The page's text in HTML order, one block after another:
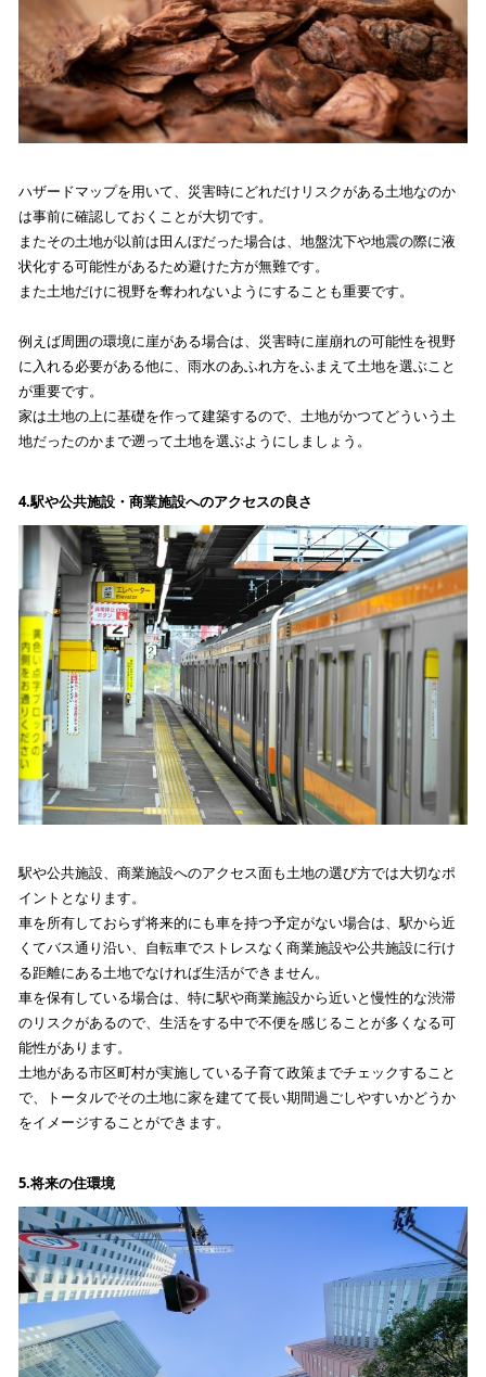
ハザードマップを用いて、災害時にどれだけリスクがある土地なのか
は事前に確認しておくことが大切です。
またその土地が以前は田んぼだった場合は、地盤沈下や地震の際に液
状化する可能性があるため避けた方が無難です。
また土地だけに視野を奪われないようにすることも重要です。
例えば周囲の環境に崖がある場合は、災害時に崖崩れの可能性を視野
に入れる必要がある他に、雨水のあふれ方をふまえて土地を選ぶこと
が重要です。
家は土地の上に基礎を作って建築するので、土地がかつてどういう土
地だったのかまで遡って土地を選ぶようにしましょう。
4.駅や公共施設・商業施設へのアクセスの良さ
駅や公共施設、商業施設へのアクセス面も土地の選び方では大切なポ
イントとなります。
車を所有しておらず将来的にも車を持つ予定がない場合は、駅から近
くてバス通り沿い、自転車でストレスなく商業施設や公共施設に行け
る距離にある土地でなければ生活ができません。
車を保有している場合は、特に駅や商業施設から近いと慢性的な渋滞
のリスクがあるので、生活をする中で不便を感じることが多くなる可
能性があります。
土地がある市区町村が実施している子育て政策までチェックすること
で、トータルでその土地に家を建てて長い期間過ごしやすいかどうか
をイメージすることができます。
5.将来の住環境